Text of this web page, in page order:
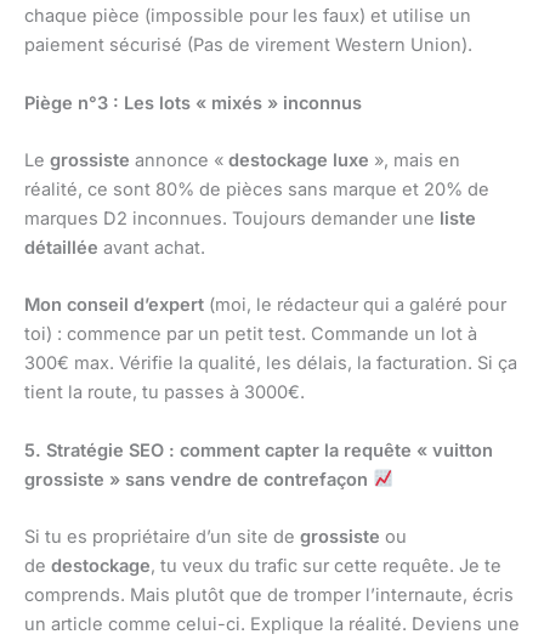
chaque pièce (impossible pour les faux) et utilise un
paiement sécurisé (Pas de virement Western Union).
Piège n°3 : Les lots « mixés » inconnus
Le grossiste annonce « destockage luxe », mais en
réalité, ce sont 80% de pièces sans marque et 20% de
marques D2 inconnues. Toujours demander une liste
détaillée avant achat.
Mon conseil d’expert (moi, le rédacteur qui a galéré pour
toi) : commence par un petit test. Commande un lot à
300€ max. Vérifie la qualité, les délais, la facturation. Si ça
tient la route, tu passes à 3000€.
5. Stratégie SEO : comment capter la requête « vuitton
grossiste » sans vendre de contrefaçon
Si tu es propriétaire d’un site de grossiste ou
de destockage, tu veux du trafic sur cette requête. Je te
comprends. Mais plutôt que de tromper l’internaute, écris
un article comme celui-ci. Explique la réalité. Deviens une